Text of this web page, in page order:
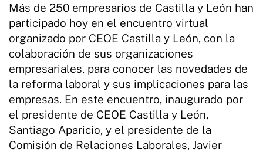
Más de 250 empresarios de Castilla y León han
participado hoy en el encuentro virtual
organizado por CEOE Castilla y León, con la
colaboración de sus organizaciones
empresariales, para conocer las novedades de
la reforma laboral y sus implicaciones para las
empresas. En este encuentro, inaugurado por
el presidente de CEOE Castilla y León,
Santiago Aparicio, y el presidente de la
Comisión de Relaciones Laborales, Javier